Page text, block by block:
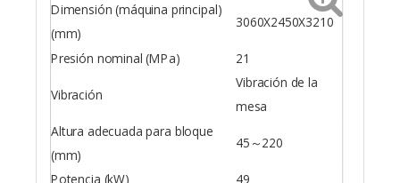
Dimensión (máquina principal)
(mm)
3060X2450X3210
Presión nominal (MPa) 21
Vibración
Vibración de la
mesa
Altura adecuada para bloque
(mm)
45～220
Potencia (kW) 49